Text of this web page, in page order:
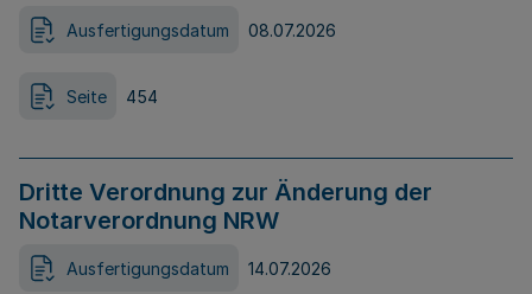
Ausfertigungsdatum 08.07.2026
Seite 454
Dritte Verordnung zur Änderung der
Notarverordnung NRW
Ausfertigungsdatum 14.07.2026